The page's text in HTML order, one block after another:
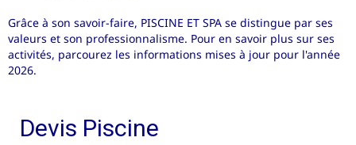
Grâce à son savoir-faire, PISCINE ET SPA se distingue par ses
valeurs et son professionnalisme. Pour en savoir plus sur ses
activités, parcourez les informations mises à jour pour l'année
2026.
Devis Piscine